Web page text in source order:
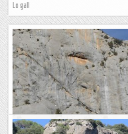
Lo gall
15 anys de... la Gota Fria al